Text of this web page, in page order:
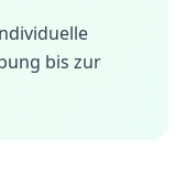
bis zur